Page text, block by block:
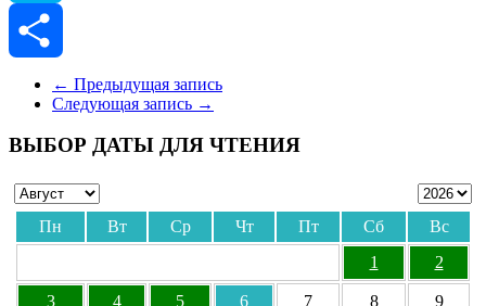
Skype
Отправить
← Предыдущая запись
Следующая запись →
ВЫБОР ДАТЫ ДЛЯ ЧТЕНИЯ
Пн Вт Ср Чт Пт Сб
Вс
1
2
3 4 5 6 7 8 9